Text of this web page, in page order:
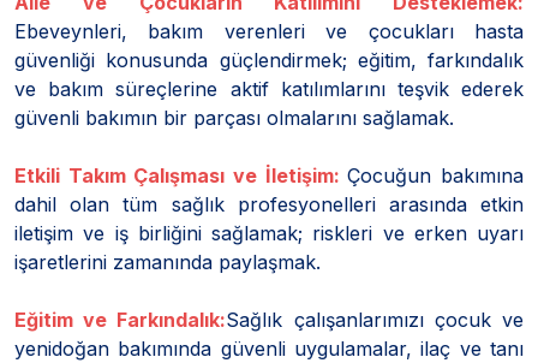
Ebeveynleri, bakım verenleri ve çocukları hasta
güvenliği konusunda güçlendirmek; eğitim, farkındalık
ve bakım süreçlerine aktif katılımlarını teşvik ederek
güvenli bakımın bir parçası olmalarını sağlamak.
Etkili Takım Çalışması ve İletişim:Çocuğun bakımına
dahil olan tüm sağlık profesyonelleri arasında etkin
iletişim ve iş birliğini sağlamak; riskleri ve erken uyarı
işaretlerini zamanında paylaşmak.
Eğitim ve Farkındalık:Sağlık çalışanlarımızı çocuk ve
yenidoğan bakımında güvenli uygulamalar, ilaç ve tanı